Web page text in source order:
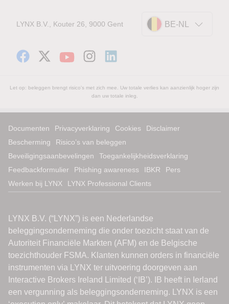
LYNX B.V., Kouter 26, 9000 Gent BE-NL
Let op: beleggen brengt risico's met zich mee. Uw totale verlies kan aanzienlijk hoger zijn
dan uw totale inleg.
Documenten Privacyverklaring Cookies
Disclaimer
Bescherming
Risico’s van beleggen
Beveiligingsaanbevelingen
Toegankelijkheidsverklaring
Feedbackformulier
Phishing awareness IBKR
Pers
Werken bij LYNX
LYNX Professional Clients